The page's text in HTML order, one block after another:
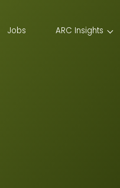
Jobs ARC Insights